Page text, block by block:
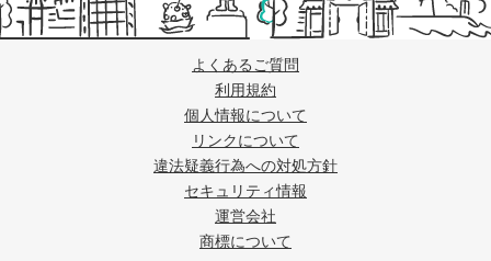
よくあるご質問
利用規約
個人情報について
リンクについて
違法疑義行為への対処方針
セキュリティ情報
運営会社
商標について